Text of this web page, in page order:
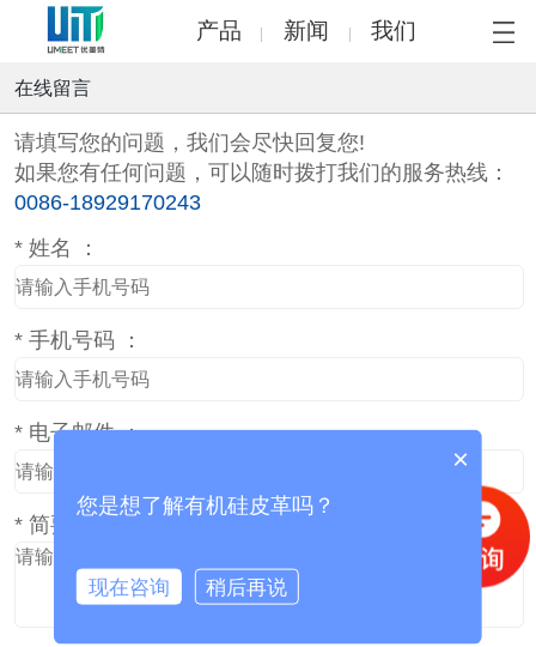
产品 新闻 我们
在线留言
请填写您的问题，我们会尽快回复您!
如果您有任何问题，可以随时拨打我们的服务热线：
0086-18929170243
* 姓名 ：
* 手机号码 ：
* 电子邮件 ：
* 简要描述 ：
×
您是想了解有机硅皮革吗？
现在咨询 稍后再说